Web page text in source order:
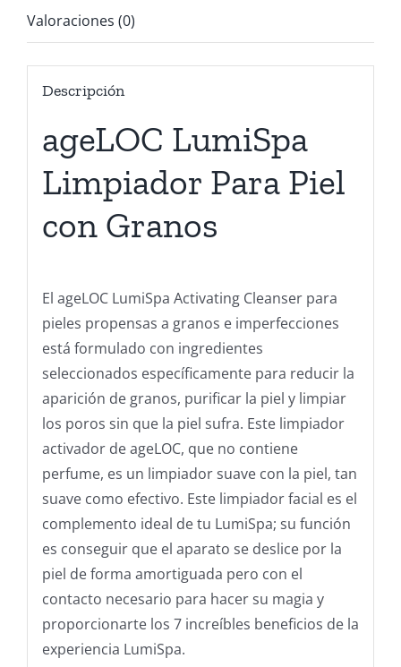
Valoraciones (0)
Descripción
ageLOC LumiSpa
Limpiador Para Piel
con Granos
El ageLOC LumiSpa Activating Cleanser para
pieles propensas a granos e imperfecciones
está formulado con ingredientes
seleccionados específicamente para reducir la
aparición de granos, purificar la piel y limpiar
los poros sin que la piel sufra. Este limpiador
activador de ageLOC, que no contiene
perfume, es un limpiador suave con la piel, tan
suave como efectivo. Este limpiador facial es el
complemento ideal de tu LumiSpa; su función
es conseguir que el aparato se deslice por la
piel de forma amortiguada pero con el
contacto necesario para hacer su magia y
proporcionarte los 7 increíbles beneficios de la
experiencia LumiSpa.